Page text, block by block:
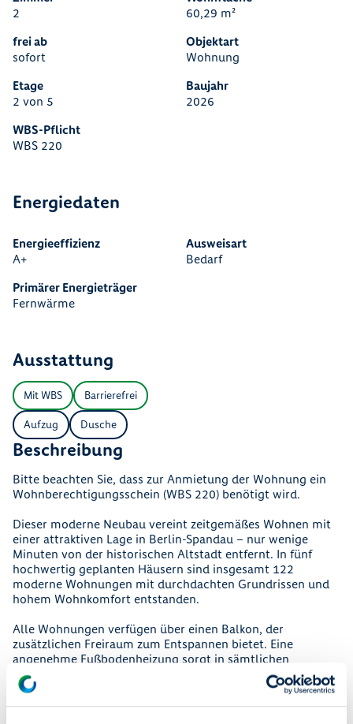
2
60,29 m²
frei ab
sofort
Objektart
Wohnung
Etage
2 von 5
Baujahr
2026
WBS-Pflicht
WBS 220
Energiedaten
Energieeffizienz
A+
Ausweisart
Bedarf
Primärer Energieträger
Fernwärme
Ausstattung
Mit WBS Barrierefrei
Aufzug Dusche
Beschreibung
Bitte beachten Sie, dass zur Anmietung der Wohnung ein
Wohnberechtigungsschein (WBS 220) benötigt wird.
Dieser moderne Neubau vereint zeitgemäßes Wohnen mit
einer attraktiven Lage in Berlin-Spandau – nur wenige
Minuten von der historischen Altstadt entfernt. In fünf
hochwertig geplanten Häusern sind insgesamt 122
moderne Wohnungen mit durchdachten Grundrissen und
hohem Wohnkomfort entstanden.
Alle Wohnungen verfügen über einen Balkon, der
zusätzlichen Freiraum zum Entspannen bietet. Eine
angenehme Fußbodenheizung sorgt in sämtlichen
Wohnräumen für ein behagliches Wohngefühl. Darüber
hinaus ist jeder Hauseingang bequem mit einem Aufzug
erreichbar.